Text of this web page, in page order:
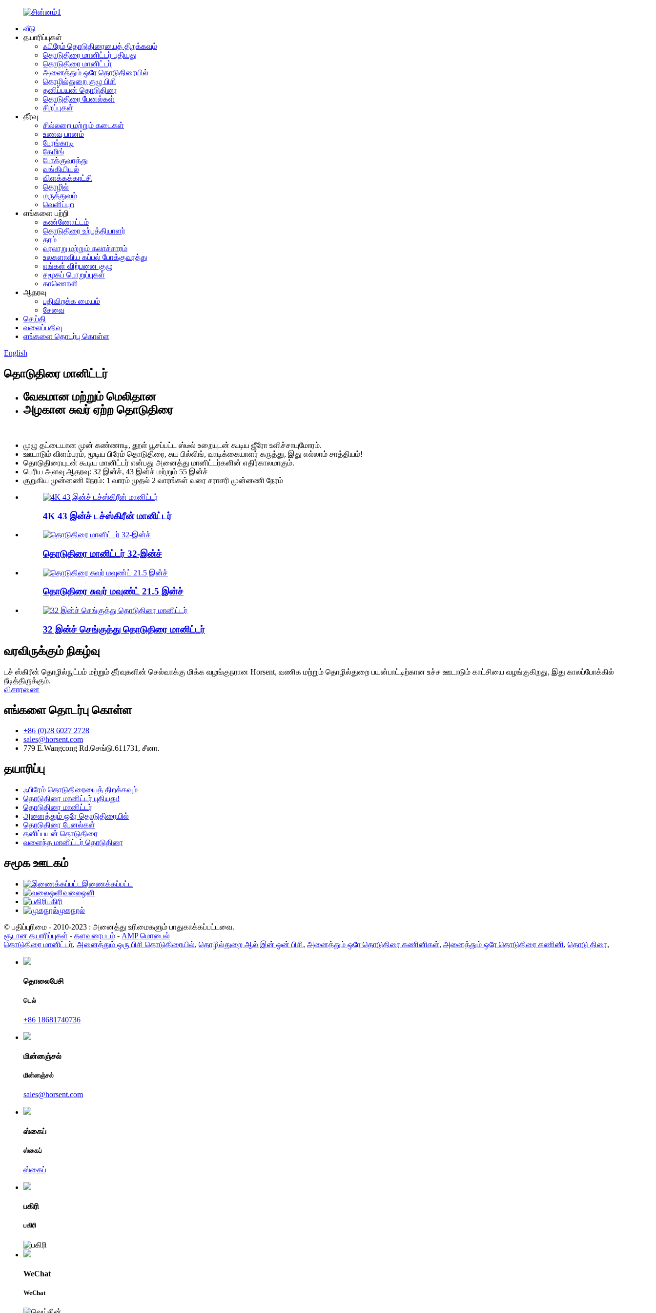
வீடு
தயாரிப்புகள்
ஃபிரேம் தொடுதிரையைத் திறக்கவும்
தொடுதிரை மானிட்டர் புதியது
தொடுதிரை மானிட்டர்
அனைத்தும் ஒரே தொடுதிரையில்
தொழில்துறை குழு பிசி
தனிப்பயன் தொடுதிரை
தொடுதிரை பேனல்கள்
சிறப்புகள்
தீர்வு
சில்லறை மற்றும் கடைகள்
உணவு பானம்
பேரங்காடி
கேமிங்
போக்குவரத்து
வங்கியியல்
விளக்கக்காட்சி
தொழில்
மருத்துவம்
வெளிப்புற
எங்களை பற்றி
கண்ணோட்டம்
தொடுதிரை உற்பத்தியாளர்
தரம்
வரலாறு மற்றும் கலாச்சாரம்
உலகளாவிய கப்பல் போக்குவரத்து
எங்கள் விற்பனை குழு
சமூகப் பொறுப்புகள்
காணொளி
ஆதரவு
பதிவிறக்க மையம்
சேவை
செய்தி
வலைப்பதிவு
எங்களை தொடர்பு கொள்ள
English
தொடுதிரை மானிட்டர்
வேகமான மற்றும் மெலிதான
அழகான சுவர் ஏற்ற தொடுதிரை
முழு தட்டையான முன் கண்ணாடி, தூள் பூசப்பட்ட ஸ்டீல் உறையுடன் கூடிய ஜீரோ உளிச்சாயுமோரம்.
ஊடாடும் விளம்பரம், மூடிய பிரேம் தொடுதிரை, சுய பில்லிங், வாடிக்கையாளர் கருத்து, இது எல்லாம் சாத்தியம்!
தொடுதிரையுடன் கூடிய மானிட்டர் என்பது அனைத்து மானிட்டர்களின் எதிர்காலமாகும்.
பெரிய அளவு ஆதரவு: 32 இன்ச், 43 இன்ச் மற்றும் 55 இன்ச்
குறுகிய முன்னணி நேரம்: 1 வாரம் முதல் 2 வாரங்கள் வரை சராசரி முன்னணி நேரம்
4K 43 இன்ச் டச்ஸ்கிரீன் மானிட்டர்
தொடுதிரை மானிட்டர் 32-இன்ச்
தொடுதிரை சுவர் மவுண்ட் 21.5 இன்ச்
32 இன்ச் செங்குத்து தொடுதிரை மானிட்டர்
வரவிருக்கும் நிகழ்வு
டச் ஸ்கிரீன் தொழில்நுட்பம் மற்றும் தீர்வுகளின் செல்வாக்கு மிக்க வழங்குநரான Horsent, வணிக மற்றும் தொழில்துறை பயன்பாட்டிற்கான உச்ச ஊடாடும் காட்சியை வழங்குகிறது, இது காலப்போக்கில்
நீடித்திருக்கும்.
விசாரணை
எங்களை தொடர்பு கொள்ள
+86 (0)28 6027 2728
sales@horsent.com
779 E.Wangcong Rd.செங்டு.611731, சீனா.
தயாரிப்பு
ஃபிரேம் தொடுதிரையைத் திறக்கவும்
தொடுதிரை மானிட்டர் புதியது!
தொடுதிரை மானிட்டர்
அனைத்தும் ஒரே தொடுதிரையில்
தொடுதிரை பேனல்கள்
தனிப்பயன் தொடுதிரை
வளைந்த மானிட்டர் தொடுதிரை
சமூக ஊடகம்
இணைக்கப்பட்ட
வலைஒளி
பகிரி
முகநூல்
© பதிப்புரிமை - 2010-2023 : அனைத்து உரிமைகளும் பாதுகாக்கப்பட்டவை.
சூடான தயாரிப்புகள் - தளவரைபடம் - AMP மொபைல்
தொடுதிரை மானிட்டர், அனைத்தும் ஒரு பிசி தொடுதிரையில், தொழில்துறை ஆல் இன் ஒன் பிசி, அனைத்தும் ஒரே தொடுதிரை கணினிகள், அனைத்தும் ஒரே தொடுதிரை கணினி, தொடு திரை,
தொலைபேசி
டெல்
+86 18681740736
மின்னஞ்சல்
மின்னஞ்சல்
sales@horsent.com
ஸ்கைப்
ஸ்கைப்
ஸ்கைப்
பகிரி
பகிரி
WeChat
WeChat